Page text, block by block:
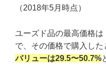
（2018年5月時点）
ユーズド品の最高価格
で、その価格で購入した
バリューは29.5〜50.7%